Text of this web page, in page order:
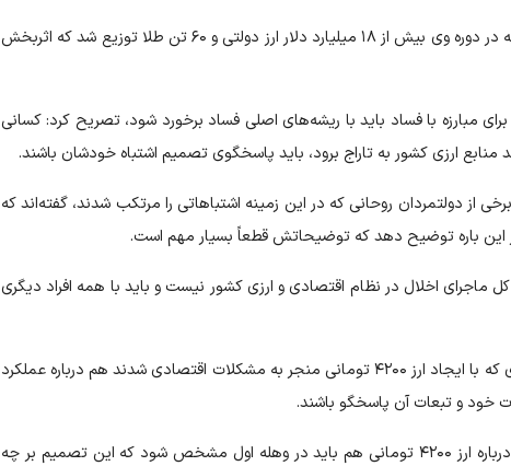
وی بیان کرد: البته عبدالناصر همتی هم در جایی گفته بود که در دوره وی بیش از ۱۸ میلیارد دلار ارز دولتی و ۶۰ تن طلا توزیع شد که اثربخش
مبارزه با فساد باید با ریشه‌های اصلی فساد برخورد شود، تصریح کرد: کسانی
ارزی کشور به تاراج برود، باید پاسخگوی تصمیم اشتباه خودشان باشند.
دولتمردان روحانی که در این زمینه اشتباهاتی را مرتکب شدند، گفته‌اند که
این باره توضیح دهد که توضیحاتش قطعاً بسیار مهم است.
ماجرای اخلال در نظام اقتصادی و ارزی کشور نیست و باید با همه افراد دیگری
وی در پاسخ به سوالی مبنی بر اینکه چقدر ضرورت دارد افرادی که با ایجاد ارز ۴۲۰۰ تومانی منجر به مشکلات اقتصادی شدند هم درباره عملکرد
خود و تبعات آن پاسخگو باشند.
نماینده مردم تهران در مجلس شورای اسلامی تصریح کرد: درباره ارز ۴۲۰۰ تومانی هم باید در وهله اول مشخص شود که این تصمیم بر چه